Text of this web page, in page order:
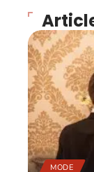
MODE